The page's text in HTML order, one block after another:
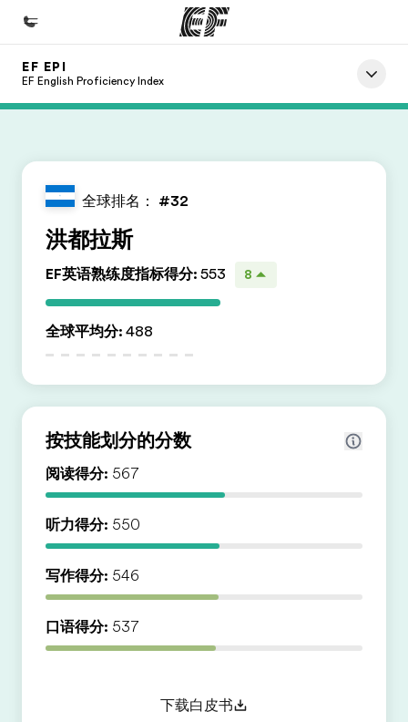
首页
查找您附近的办公室
关于我们
职业发展
加入我们
EF EPI
EF English Proficiency Index
全球排名： #32
洪都拉斯
EF英语熟练度指标得分: 553 8
全球平均分: 488
按技能划分的分数
阅读得分: 567
听力得分: 550
写作得分: 546
口语得分: 537
下载白皮书